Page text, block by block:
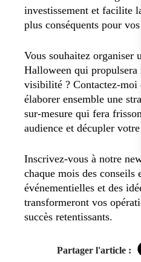
investissement et facilite
plus conséquents pour
Vous souhaitez organiser
Halloween qui propulsera
visibilité ? Contactez-moi
élaborer ensemble une
sur-mesure qui fera
audience et décupler
Inscrivez-vous à notre
chaque mois des conseils
événementielles et des
transformeront vos
succès retentissants.
Partager l'article :